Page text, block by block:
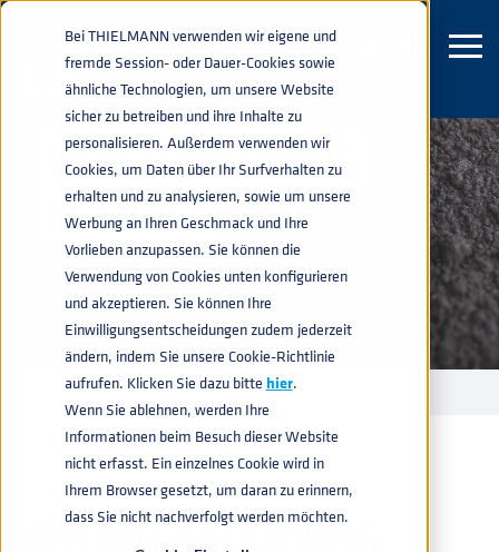
Bei THIELMANN verwenden wir eigene und
fremde Session- oder Dauer-Cookies sowie
ähnliche Technologien, um unsere Website
sicher zu betreiben und ihre Inhalte zu
personalisieren. Außerdem verwenden wir
Cookies, um Daten über Ihr Surfverhalten zu
erhalten und zu analysieren, sowie um unsere
Werbung an Ihren Geschmack und Ihre
Vorlieben anzupassen. Sie können die
Verwendung von Cookies unten konfigurieren
und akzeptieren. Sie können Ihre
Einwilligungsentscheidungen zudem jederzeit
ändern, indem Sie unsere Cookie-Richtlinie
aufrufen. Klicken Sie dazu bitte hier.
Wenn Sie ablehnen, werden Ihre
Informationen beim Besuch dieser Website
nicht erfasst. Ein einzelnes Cookie wird in
Ihrem Browser gesetzt, um daran zu erinnern,
dass Sie nicht nachverfolgt werden möchten.
WHISTLEBLOWING
CHANNEL
WHISTLEBLOWING CHANNEL
WHISTLEBLOWING